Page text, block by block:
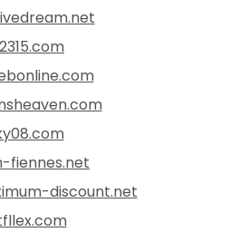
fiennes.net
discount.net